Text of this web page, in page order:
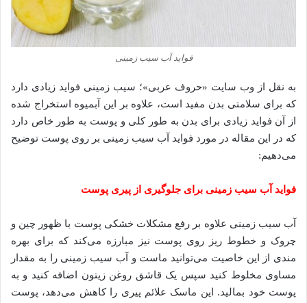
فواید آب سیب زمینی
به نقل از وب سایت «حروف عربی»؛ سیب زمینی فواید زیادی دارد
که برای سلامتی بدن مفید است، علاوه بر این آبمیوه استخراج شده
از آن فواید زیادی برای بدن به طور کلی و پوست به طور خاص دارد
که در این مقاله در مورد فواید آب سیب زمینی بر روی پوست توضیح
می‌دهیم:
فواید آب سیب زمینی برای جلوگیری از پیری پوست
آب سیب زمینی علاوه بر رفع مشکلات خشکی پوست با ظهور چین و
چروک و خطوط ریز روی پوست نیز مبارزه می‌کند که برای بهره
مندی از این خاصیت می‌توانید ماست و آب سیب زمینی را به مقدار
مساوی مخلوط کنید سپس یک قاشق روغن زیتون اضافه کنید و به
پوست خود بمالید. این ماسک علائم پیری را کاهش می‌دهد، پوست